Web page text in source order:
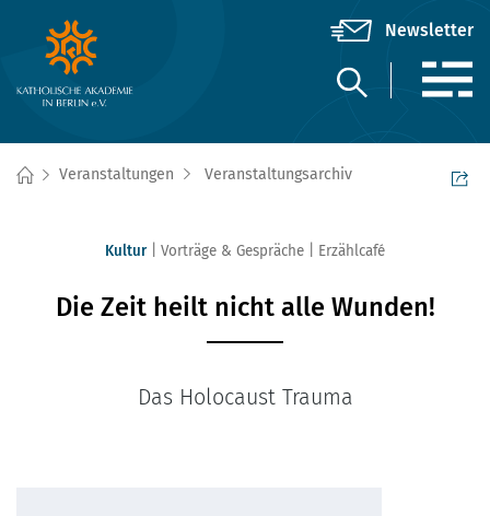
Veranstaltungen Veranstaltungsarchiv
Kultur Vorträge & Gespräche Erzählcafé
Die Zeit heilt nicht alle Wunden!
Das Holocaust Trauma